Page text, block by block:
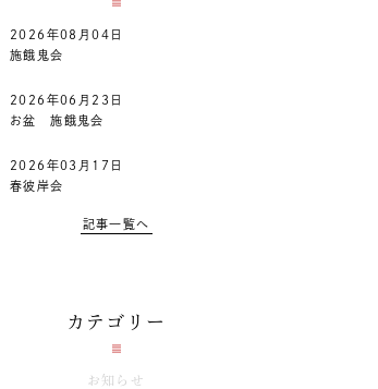
2026年08月04日
施餓鬼会
2026年06月23日
お盆 施餓鬼会
2026年03月17日
春彼岸会
記事一覧へ
カテゴリー
お知らせ